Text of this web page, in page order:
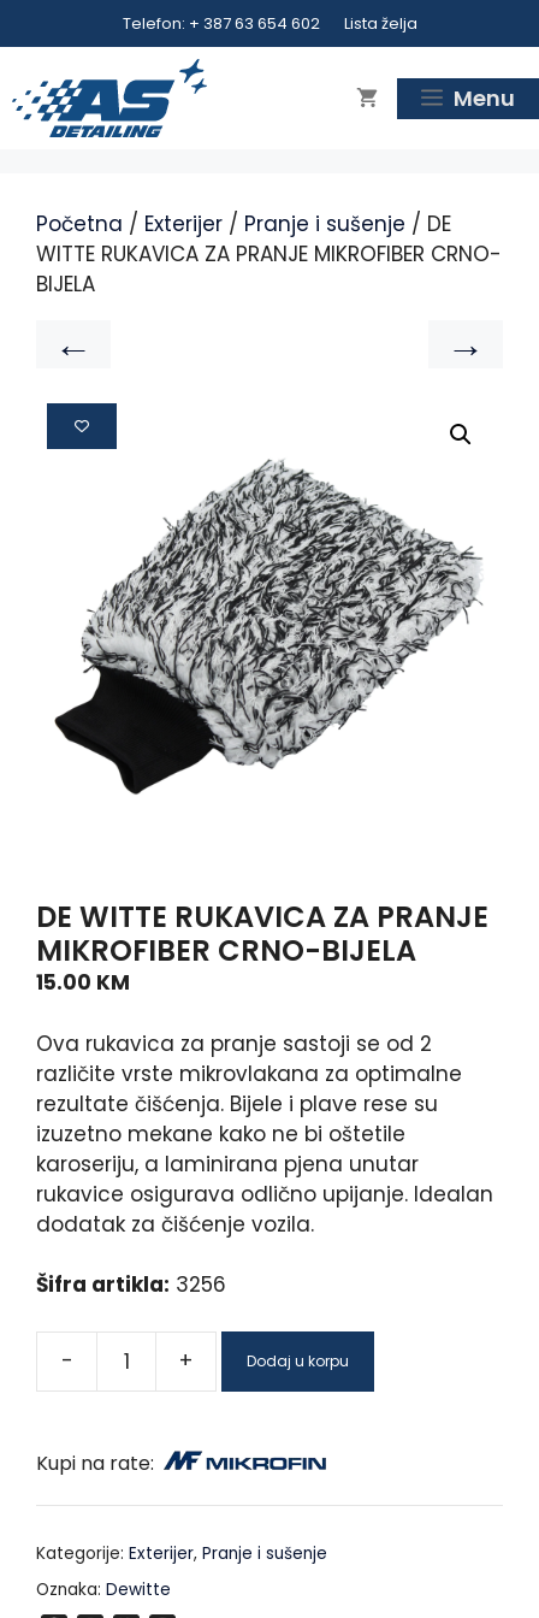
Telefon: + 387 63 654 602 Lista želja
Menu
Početna / Exterijer / Pranje i sušenje / DE
WITTE RUKAVICA ZA PRANJE MIKROFIBER CRNO-
BIJELA
← →
DE WITTE RUKAVICA ZA PRANJE
MIKROFIBER CRNO-BIJELA
15.00 KM
Ova rukavica za pranje sastoji se od 2
različite vrste mikrovlakana za optimalne
rezultate čišćenja. Bijele i plave rese su
izuzetno mekane kako ne bi oštetile
karoseriju, a laminirana pjena unutar
rukavice osigurava odlično upijanje. Idealan
dodatak za čišćenje vozila.
Šifra artikla: 3256
- + Dodaj u korpu
Kupi na rate:
Kategorije: Exterijer, Pranje i sušenje
Oznaka: Dewitte